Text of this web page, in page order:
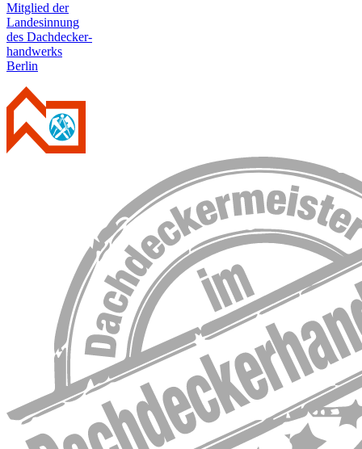
Mitglied der
Landesinnung
des Dachdecker-
handwerks
Berlin